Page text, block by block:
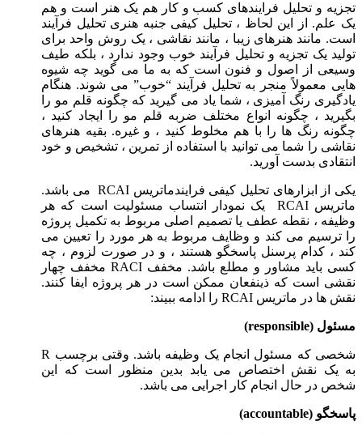
تجزیه و تحلیل فرایندهای کسب و کار هم یک هنر است و هم
یک علم. از این لحاظ ، تحلیل کیفی جنبه هنری تحلیل فرآیند
است. مانند هنرهای زیبا ، مانند نقاشی ، یک روش واحد برای
تولید یک تجزیه و تحلیل فرآیند خوب وجود ندارد ، بلکه طیف
وسیعی از اصول و فنون است که به ما می گوید چه شیوه
هایی معمولاً منجر به تحلیل فرآیند “خوب” می شوند. هنگام
یادگیری رنگ آمیزی ، شما یاد می گیرید که چگونه قلم مو را
بگیرید ، چگونه انواع مختلف ضربه قلم مو را ایجاد کنید ،
چگونه رنگ ها را با هم مخلوط کنید ، و غیره. بقیه هنرهای
نقاشی را شما می توانید با استفاده از تمرین ، تشخیص و خود
انتقادی بدست آورید.
یکی از ابزارهای تحلیل کیفی فرایندماتریس RCAI می باشد.
ماتریس RCAI یک نمودار انتساب مسئولیت است که هر
وظیفه ، نقطه عطف یا تصمیم اصلی مربوط به تکمیل پروژه
را ترسیم می کند و وظایف مربوط به هر مورد را تعیین می
کند ، کدام پرسنل پاسخگو هستند ، و در صورت لزوم ، چه
کسی باید مشاور و مطلع باشد. مخفف RACI مخفف چهار
نقشی است که ذینفعان ممکن است در هر پروژه ایفا کنند.
نقش ها در ماتریس RCAI را ادامه ببیند:
مسئول (responsible)
شخصی که مسئول انجام یک وظیفه باشد. وقتی برچسب R
به یک نقش اختصاص می یابد بدین منظور است که این
شخص در حال انجام کار اجرایی می باشد.
پاسخگو (accountable)